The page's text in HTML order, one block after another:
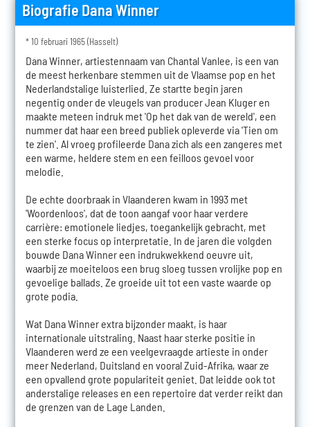
Biografie Dana Winner
* 10 februari 1965 (Hasselt)
Dana Winner, artiestennaam van Chantal Vanlee, is een van
de meest herkenbare stemmen uit de Vlaamse pop en het
Nederlandstalige luisterlied. Ze startte begin jaren
negentig onder de vleugels van producer Jean Kluger en
maakte meteen indruk met 'Op het dak van de wereld', een
nummer dat haar een breed publiek opleverde via 'Tien om
te zien'. Al vroeg profileerde Dana zich als een zangeres met
een warme, heldere stem en een feilloos gevoel voor
melodie.
De echte doorbraak in Vlaanderen kwam in 1993 met
'Woordenloos', dat de toon aangaf voor haar verdere
carrière: emotionele liedjes, toegankelijk gebracht, met
een sterke focus op interpretatie. In de jaren die volgden
bouwde Dana Winner een indrukwekkend oeuvre uit,
waarbij ze moeiteloos een brug sloeg tussen vrolijke pop en
gevoelige ballads. Ze groeide uit tot een vaste waarde op
grote podia.
Wat Dana Winner extra bijzonder maakt, is haar
internationale uitstraling. Naast haar sterke positie in
Vlaanderen werd ze een veelgevraagde artieste in onder
meer Nederland, Duitsland en vooral Zuid-Afrika, waar ze
een opvallend grote populariteit geniet. Dat leidde ook tot
anderstalige releases en een repertoire dat verder reikt dan
de grenzen van de Lage Landen.